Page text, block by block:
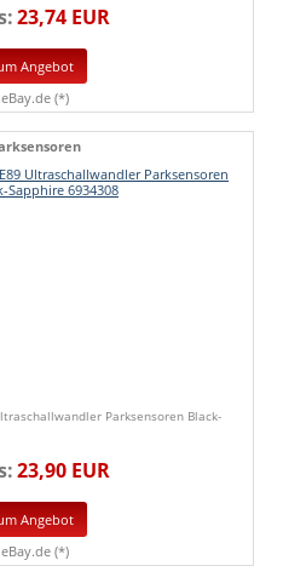
23,74 EUR
Angebot
eBay.de (*)
Parksensoren Black-
23,90 EUR
Angebot
eBay.de (*)